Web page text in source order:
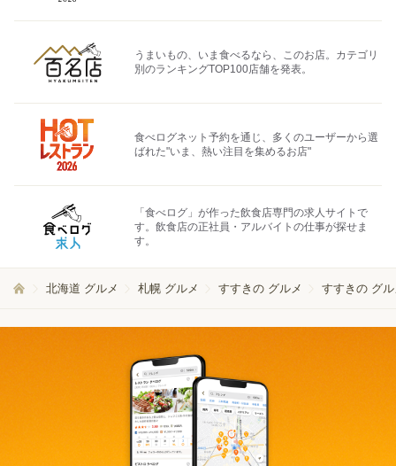
うまいもの、いま食べるなら、このお店。カテゴリ
別のランキングTOP100店舗を発表。
食べログネット予約を通じ、多くのユーザーから選
ばれた"いま、熱い注目を集めるお店"
「食べログ」が作った飲食店専門の求人サイトで
す。飲食店の正社員・アルバイトの仕事が探せま
す。
北海道 グルメ 札幌 グルメ すすきの グルメ すすきの グ